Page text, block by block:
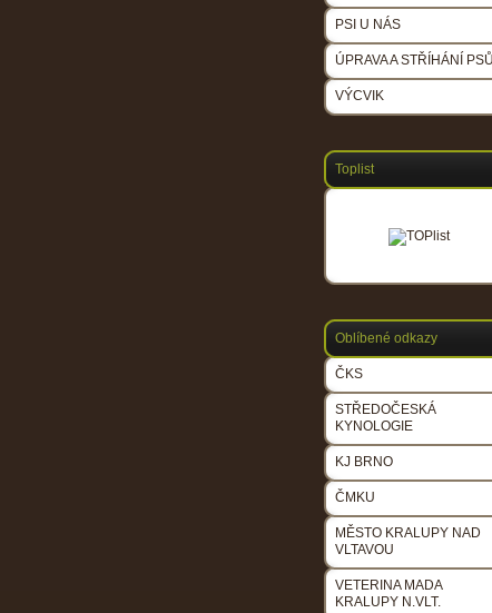
PSI U NÁS
ÚPRAVA A STŘÍHÁNÍ PSŮ
VÝCVIK
Toplist
Oblíbené odkazy
ČKS
STŘEDOČESKÁ
KYNOLOGIE
KJ BRNO
ČMKU
MĚSTO KRALUPY NAD
VLTAVOU
VETERINA MADA
KRALUPY N.VLT.